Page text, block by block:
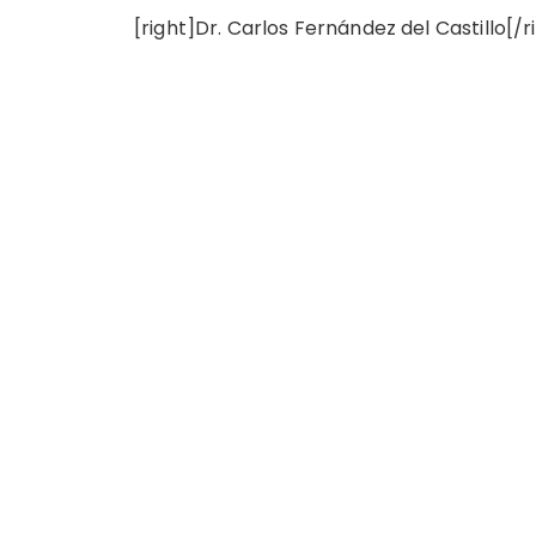
[right]Dr. Carlos Fernández del Castillo[/